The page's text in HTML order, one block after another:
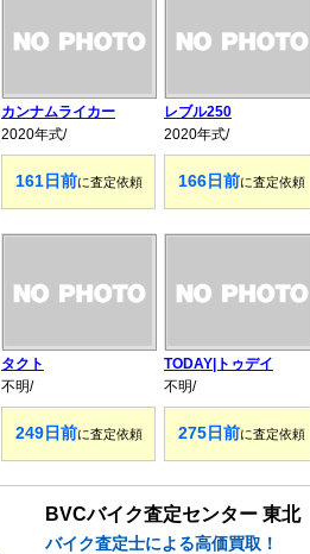
カンナムライカー
2020年式/
161日前に査定依頼
レブル250
2020年式/
166日前に査定依頼
タクト
不明/
249日前に査定依頼
TODAY|トゥデイ
不明/
275日前に査定依頼
BVCバイク査定センター 東北
バイク査定士による高価買取！